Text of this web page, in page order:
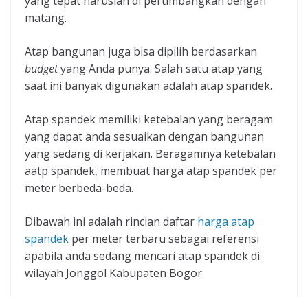
matang.
Atap bangunan juga bisa dipilih berdasarkan
budgetyang Anda punya. Salah satu atap yang
saat ini banyak digunakan adalah atap spandek.
Atap spandek memiliki ketebalan yang beragam
yang dapat anda sesuaikan dengan bangunan
yang sedang di kerjakan. Beragamnya ketebalan
aatp spandek, membuat harga atap spandek per
meter berbeda-beda.
Dibawah ini adalah rincian daftar harga atap
spandek per meter terbaru sebagai referensi
apabila anda sedang mencari atap spandek di
wilayah Jonggol Kabupaten Bogor.